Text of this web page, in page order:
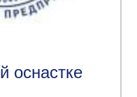
оснастке